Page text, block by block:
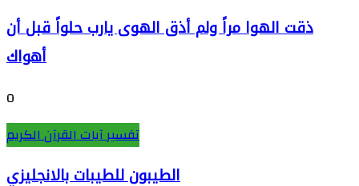
ذقت الهوا مراً ولم أذق الهوى يارب حلواً قبل أن
أهواك
0
تفسير آيات القرآن الكريم
الطيبون للطيبات بالانجليزي